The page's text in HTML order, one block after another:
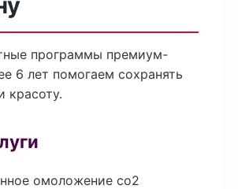
программы премиум-
6 лет помогаем сохранять
красоту.
омоложение co2